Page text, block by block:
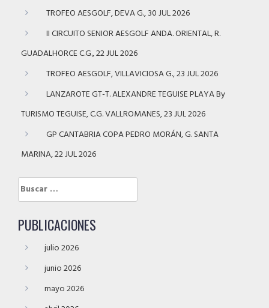
TROFEO AESGOLF, DEVA G., 30 JUL 2026
II CIRCUITO SENIOR AESGOLF ANDA. ORIENTAL, R.
GUADALHORCE C.G., 22 JUL 2026
TROFEO AESGOLF, VILLAVICIOSA G., 23 JUL 2026
LANZAROTE GT-T. ALEXANDRE TEGUISE PLAYA By
TURISMO TEGUISE, C.G. VALLROMANES, 23 JUL 2026
GP CANTABRIA COPA PEDRO MORÁN, G. SANTA
MARINA, 22 JUL 2026
Buscar:
PUBLICACIONES
julio 2026
junio 2026
mayo 2026